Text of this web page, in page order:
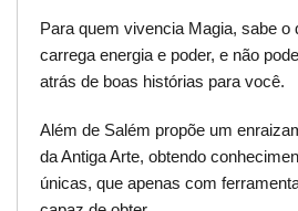
Para quem vivencia Magia, sabe o
carrega energia e poder, e não
atrás de boas histórias para você.
Além de Salém propõe um
da Antiga Arte, obtendo
únicas, que apenas com